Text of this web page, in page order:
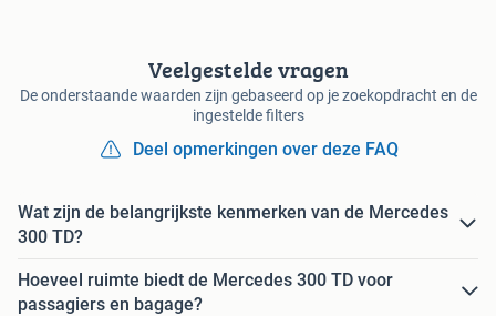
Veelgestelde vragen
De onderstaande waarden zijn gebaseerd op je zoekopdracht en de
ingestelde filters
Deel opmerkingen over deze FAQ
Wat zijn de belangrijkste kenmerken van de Mercedes
300 TD?
Hoeveel ruimte biedt de Mercedes 300 TD voor
passagiers en bagage?